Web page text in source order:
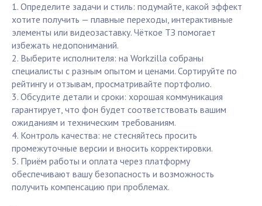
1. Определите задачи и стиль: подумайте, какой эффект
хотите получить — плавные переходы, интерактивные
элементы или видеозаставку. Чёткое ТЗ помогает
избежать недопониманий.
2. Выберите исполнителя: на Workzilla собраны
специалисты с разным опытом и ценами. Сортируйте по
рейтингу и отзывам, просматривайте портфолио.
3. Обсудите детали и сроки: хорошая коммуникация
гарантирует, что фон будет соответствовать вашим
ожиданиям и техническим требованиям.
4. Контроль качества: не стесняйтесь просить
промежуточные версии и вносить корректировки.
5. Приём работы и оплата через платформу
обеспечивают вашу безопасность и возможность
получить компенсацию при проблемах.